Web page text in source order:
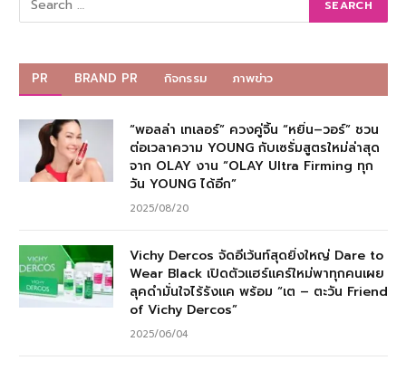
PR BRAND PR กิจกรรม ภาพข่าว
“พอลล่า เทเลอร์” ควงคู่จิ้น “หยิ่น–วอร์” ชวน
ต่อเวลาความ YOUNG กับเซรั่มสูตรใหม่ล่าสุด
จาก OLAY งาน “OLAY Ultra Firming ทุก
วัน YOUNG ได้อีก”
2025/08/20
Vichy Dercos จัดอีเว้นท์สุดยิ่งใหญ่ Dare to
Wear Black เปิดตัวแฮร์แคร์ใหม่พาทุกคนเผย
ลุคดำมั่นใจไร้รังแค พร้อม “เต – ตะวัน Friend
of Vichy Dercos”
2025/06/04